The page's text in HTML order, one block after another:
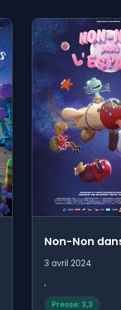
Non-Non
3 avril 2024
,
Presse: 3,3